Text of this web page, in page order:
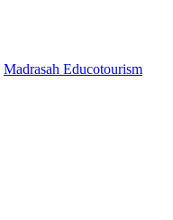
Madrasah Educotourism